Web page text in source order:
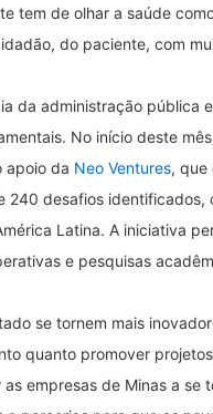
tem de olhar a saúde
do paciente, com
da administração pública
No início deste
apoio da Neo Ventures, que
240 desafios identificados,
Latina. A iniciativa
e pesquisas
se tornem mais
quanto promover
empresas de Minas a se